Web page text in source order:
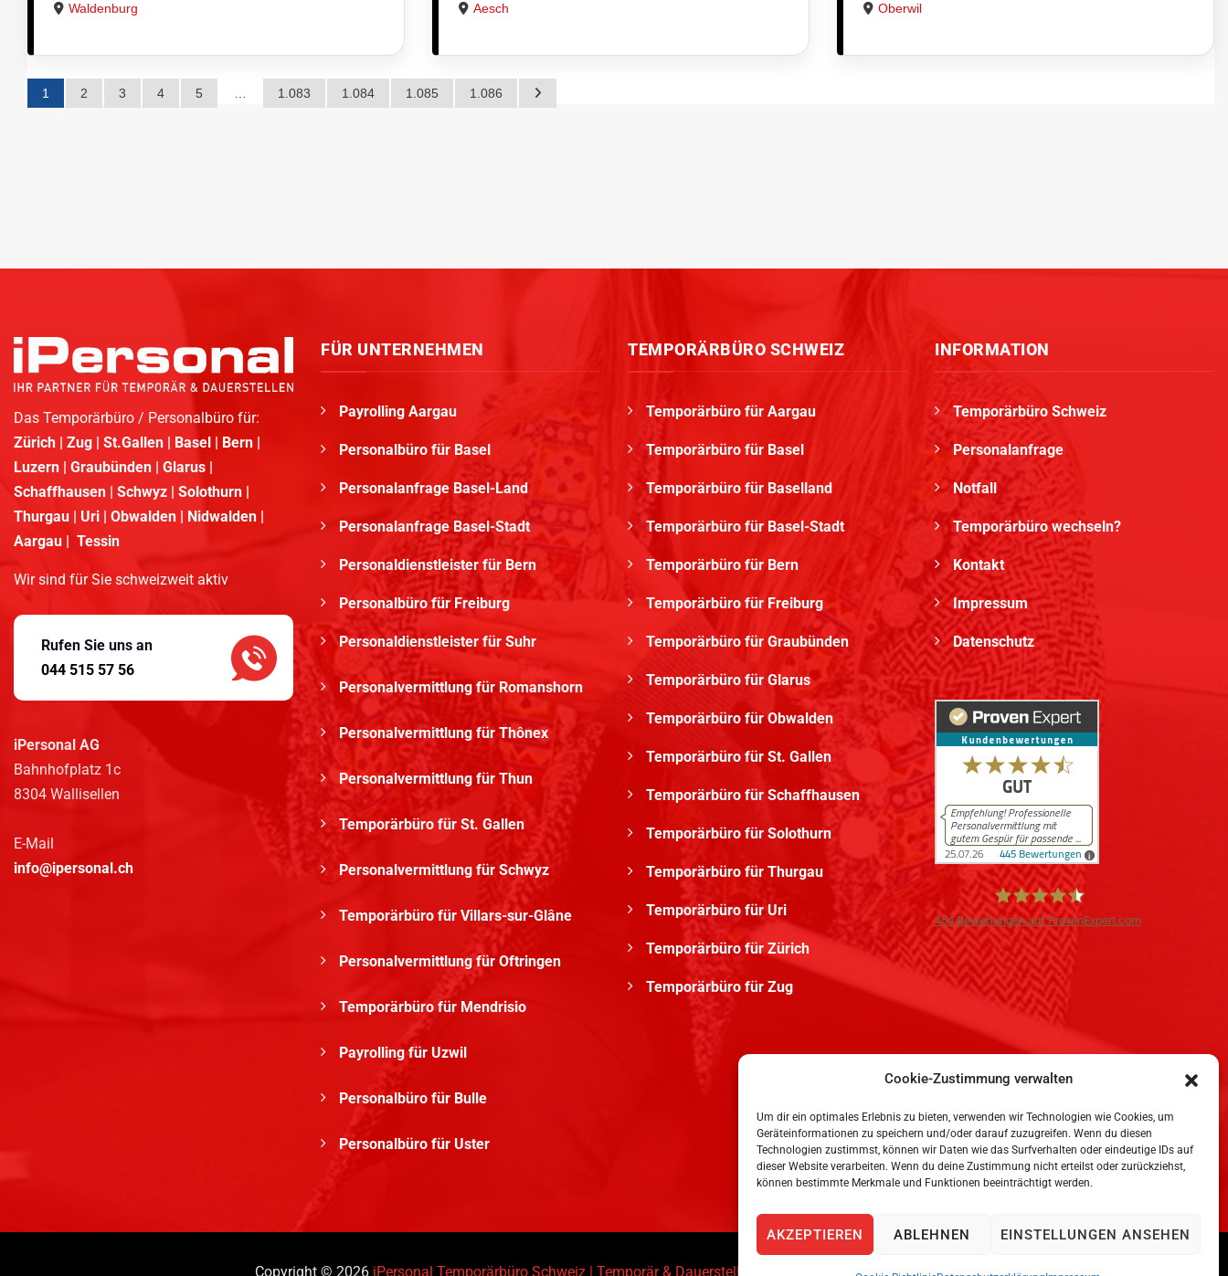
Cookie-Zustimmung verwalten
Um dir ein optimales Erlebnis zu bieten, verwenden wir Technologien wie Cookies, um
Geräteinformationen zu speichern und/oder darauf zuzugreifen. Wenn du diesen
Technologien zustimmst, können wir Daten wie das Surfverhalten oder eindeutige IDs auf
dieser Website verarbeiten. Wenn du deine Zustimmung nicht erteilst oder zurückziehst,
können bestimmte Merkmale und Funktionen beeinträchtigt werden.
AKZEPTIEREN ABLEHNEN EINSTELLUNGEN ANSEHEN
Waldenburg
Aesch
Oberwil
1 2 3 4 5 1.083 1.084 1.085 1.086
Das Temporärbüro / Personalbüro für:
Zürich | Zug | St.Gallen | Basel | Bern |
Luzern | Graubünden | Glarus |
Schaffhausen | Schwyz | Solothurn |
Thurgau | Uri | Obwalden | Nidwalden |
Aargau | Tessin
Wir sind für Sie schweizweit aktiv
Rufen Sie uns an
044 515 57 56
iPersonal AG
Bahnhofplatz 1c
8304 Wallisellen
E-Mail
info@ipersonal.ch
FÜR UNTERNEHMEN
Payrolling Aargau
Personalbüro für Basel
Personalanfrage Basel-Land
Personalanfrage Basel-Stadt
Personaldienstleister für Bern
Personalbüro für Freiburg
Personaldienstleister für Suhr
Personalvermittlung für Romanshorn
Personalvermittlung für Thônex
Personalvermittlung für Thun
Temporärbüro für St. Gallen
Personalvermittlung für Schwyz
Temporärbüro für Villars-sur-Glâne
Personalvermittlung für Oftringen
Temporärbüro für Mendrisio
Payrolling für Uzwil
Personalbüro für Bulle
Personalbüro für Uster
TEMPORÄRBÜRO SCHWEIZ
Temporärbüro für Aargau
Temporärbüro für Basel
Temporärbüro für Baselland
Temporärbüro für Basel-Stadt
Temporärbüro für Bern
Temporärbüro für Freiburg
Temporärbüro für Graubünden
Temporärbüro für Glarus
Temporärbüro für Obwalden
Temporärbüro für St. Gallen
Temporärbüro für Schaffhausen
Temporärbüro für Solothurn
Temporärbüro für Thurgau
Temporärbüro für Uri
Temporärbüro für Zürich
Temporärbüro für Zug
INFORMATION
Temporärbüro Schweiz
Personalanfrage
Notfall
Temporärbüro wechseln?
Kontakt
Impressum
Datenschutz
iPersonal
454Bewertungen auf ProvenExpert.com
Copyright © 2026 iPersonal Temporärbüro Schweiz | Temporär & Dauerstellen Schweizweit , All Rights Reserved.